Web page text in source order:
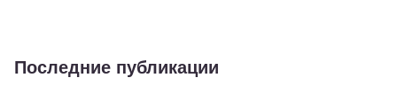
Последние публикации